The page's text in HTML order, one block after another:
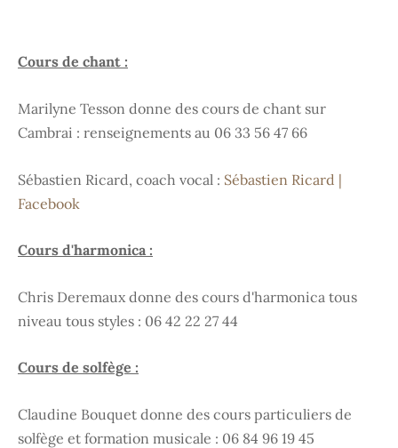
Cours de chant :
Marilyne Tesson donne des cours de chant sur
Cambrai : renseignements au 06 33 56 47 66
Sébastien Ricard, coach vocal : Sébastien Ricard |
Facebook
Cours d'harmonica :
Chris Deremaux donne des cours d'harmonica tous
niveau tous styles : 06 42 22 27 44
Cours de solfège :
Claudine Bouquet donne des cours particuliers de
solfège et formation musicale : 06 84 96 19 45